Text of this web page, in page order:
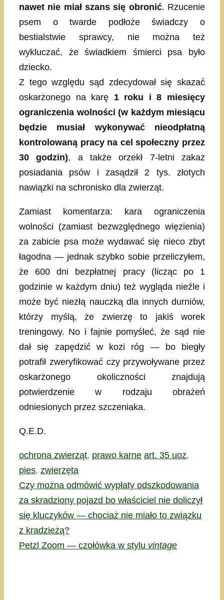
nawet nie miał szans się obronić. Rzucenie
psem o twarde podłoże świadczy o
bestialstwie sprawcy, nie można też
wykluczać, że świadkiem śmierci psa było
dziecko.
Z tego względu sąd zdecydował się skazać
oskarżonego na karę 1 roku i 8 miesięcy
ograniczenia wolności (w każdym miesiącu
będzie musiał wykonywać nieodpłatną
kontrolowaną pracy na cel społeczny przez
30 godzin), a także orzekł 7-letni zakaz
posiadania psów i zasądził 2 tys. złotych
nawiązki na schronisko dla zwierząt.
Zamiast komentarza: kara ograniczenia
wolności (zamiast bezwzględnego więzienia)
za zabicie psa może wydawać się nieco zbyt
łagodna — jednak szybko sobie przeliczyłem,
że 600 dni bezpłatnej pracy (licząc po 1
godzinie w każdym dniu) też wygląda nieźle i
może być niezłą nauczką dla innych durniów,
którzy myślą, że zwierzę to jakiś worek
treningowy. No i fajnie pomyśleć, że sąd nie
dał się zapędzić w kozi róg — bo biegły
potrafił zweryfikować czy przywoływane przez
oskarżonego okoliczności znajdują
potwierdzenie w rodzaju obrażeń
odniesionych przez szczeniaka.
Q.E.D.
Kategorie
ochrona zwierząt, prawo karne Tagi
art. 35 uoz,
pies, zwierzęta
Czy można odmówić wypłaty odszkodowania
za skradziony pojazd bo właściciel nie doliczył
się kluczyków — chociaż nie miało to związku
z kradzieżą?
Petzl Zoom — czołówka w stylu vintage